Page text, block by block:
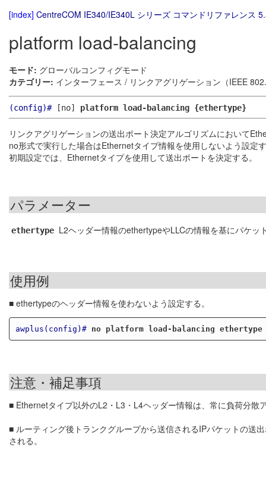
[index] CentreCOM IE340/IE340L シリーズ コマンドリファレンス
platform load-balancing
モード: グローバルコンフィグモード
カテゴリー: インターフェース / リンクアグリゲーション（IEEE
(config)#[no] platform load-balancing {ethertype}
リンクアグリゲーションの送出ポート決定アルゴリズムにおいて
no形式で実行した場合はEthernetタイプ情報を使用しないよう設定
初期設定では、Ethernetタイプを使用して送出ポートを決定する。
パラメーター
ethertype L2ヘッダー情報のethertypeやLLCの情報を基にパケッ
使用例
■ ethertypeのヘッダー情報を使わないよう設定する。
awplus(config)# no platform load-balancing ethertype
注意・補足事項
■ Ethernetタイプ以外のL2・L3・L4ヘッダー情報は、常に負荷分散
■ ルーティング後トランクグループから送信されるIPパケットの送
される。